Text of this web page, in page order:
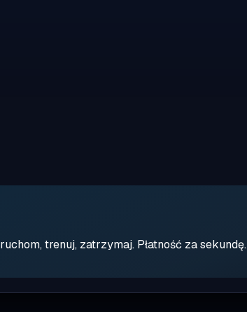
trenuj, zatrzymaj. Płatność za sekundę.